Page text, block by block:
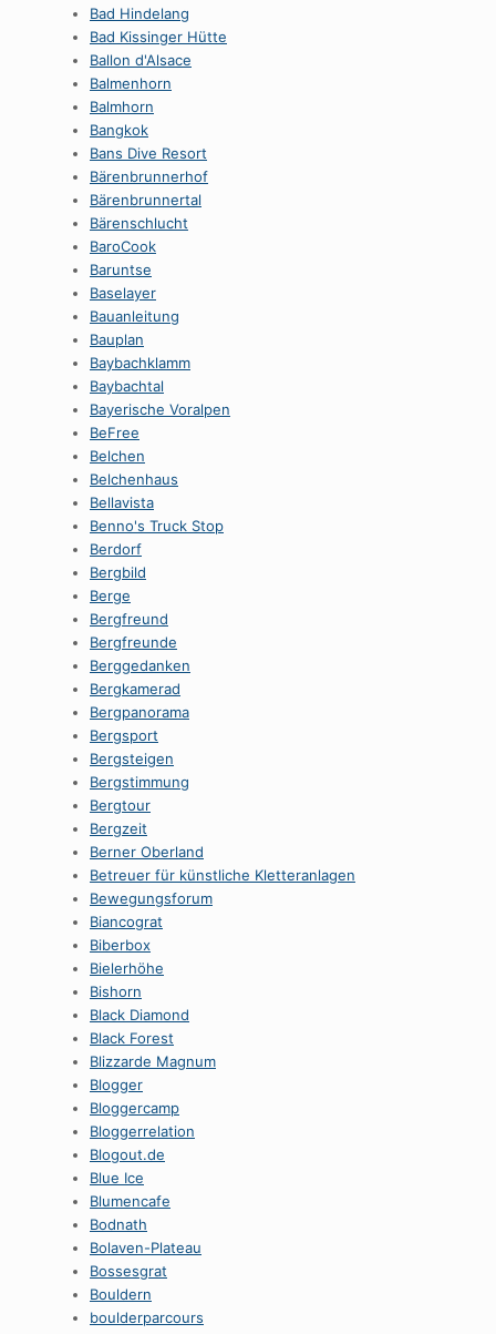
Bad Hindelang
Bad Kissinger Hütte
Ballon d'Alsace
Balmenhorn
Balmhorn
Bangkok
Bans Dive Resort
Bärenbrunnerhof
Bärenbrunnertal
Bärenschlucht
BaroCook
Baruntse
Baselayer
Bauanleitung
Bauplan
Baybachklamm
Baybachtal
Bayerische Voralpen
BeFree
Belchen
Belchenhaus
Bellavista
Benno's Truck Stop
Berdorf
Bergbild
Berge
Bergfreund
Bergfreunde
Berggedanken
Bergkamerad
Bergpanorama
Bergsport
Bergsteigen
Bergstimmung
Bergtour
Bergzeit
Berner Oberland
Betreuer für künstliche Kletteranlagen
Bewegungsforum
Biancograt
Biberbox
Bielerhöhe
Bishorn
Black Diamond
Black Forest
Blizzarde Magnum
Blogger
Bloggercamp
Bloggerrelation
Blogout.de
Blue Ice
Blumencafe
Bodnath
Bolaven-Plateau
Bossesgrat
Bouldern
boulderparcours